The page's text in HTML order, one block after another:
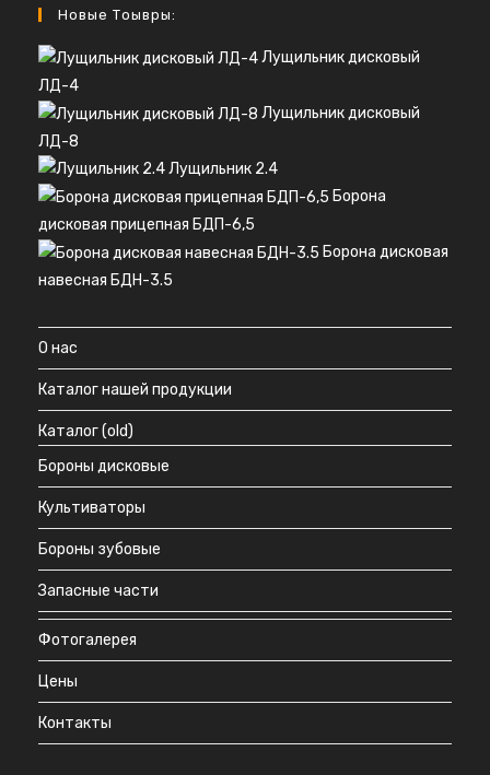
Новые Тоывры:
Лущильник дисковый
ЛД-4
Лущильник дисковый
ЛД-8
Лущильник 2.4
Борона
дисковая прицепная БДП-6,5
Борона дисковая
навесная БДН-3.5
О нас
Каталог нашей продукции
Каталог (old)
Бороны дисковые
Культиваторы
Бороны зубовые
Запасные части
Фотогалерея
Цены
Контакты